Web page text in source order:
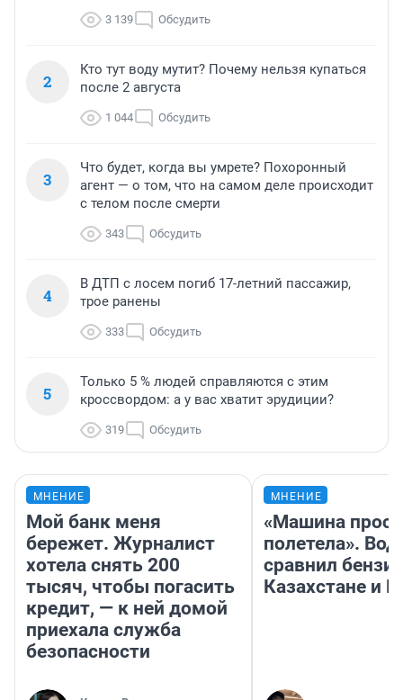
3 139 Обсудить
2
Кто тут воду мутит? Почему нельзя купаться
после 2 августа
1 044 Обсудить
3
Что будет, когда вы умрете? Похоронный
агент — о том, что на самом деле происходит
с телом после смерти
343 Обсудить
4
В ДТП с лосем погиб 17-летний пассажир,
трое ранены
333 Обсудить
5
Только 5 % людей справляются с этим
кроссвордом: а у вас хватит эрудиции?
319 Обсудить
МНЕНИЕ
Мой банк меня
бережет. Журналист
хотела снять 200
тысяч, чтобы погасить
кредит, — к ней домой
приехала служба
безопасности
МНЕНИЕ
«Машина
полетела».
сравнил
Казахстане и